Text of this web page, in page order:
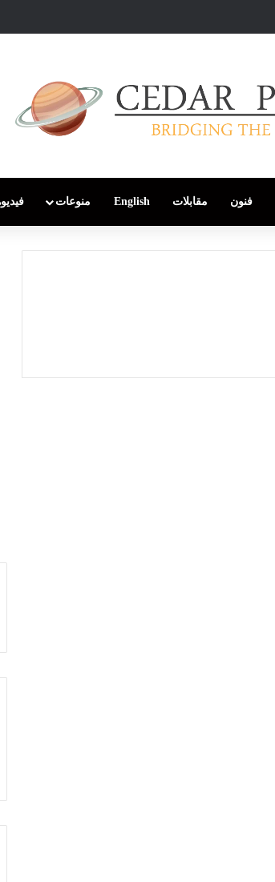
فنون مقابلات English منوعات